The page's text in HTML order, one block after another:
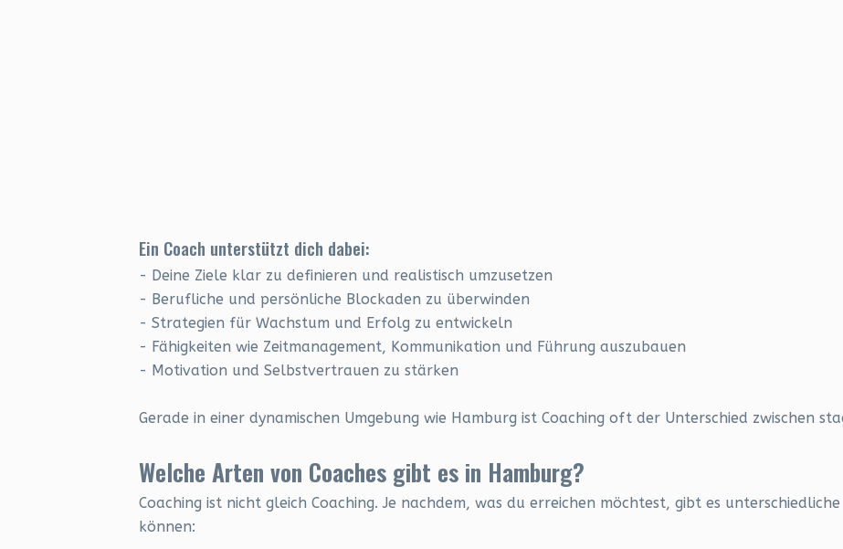
Ein Coach unterstützt dich dabei:
- Deine Ziele klar zu definieren und realistisch umzusetzen
- Berufliche und persönliche Blockaden zu überwinden
- Strategien für Wachstum und Erfolg zu entwickeln
- Fähigkeiten wie Zeitmanagement, Kommunikation und Führung auszubauen
- Motivation und Selbstvertrauen zu stärken
Gerade in einer dynamischen Umgebung wie Hamburg ist Coaching oft der Unterschied zwischen
Welche Arten von Coaches gibt es in Hamburg?
Coaching ist nicht gleich Coaching. Je nachdem, was du erreichen möchtest, gibt es
können: